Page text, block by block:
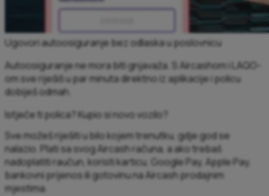
Ugovori autoosiguranje bez odlaska u poslovnicu
Autoosiguranje ne mora biti gnjavaža. S Aircashom i LAQO-
om sve riješiš u par minuta direktno iz aplikacije i policu
dobiješ odmah.​
Istječe ti polica? Kupio si novo vozilo? ​
Sve možeš riješiti u bilo kojem trenutku, gdje god se
nalazio. Plati sa svog Aircash računa, a ako trebaš
nadoplatiti raučun, koristi karticu, Google Pay, Apple Pay,
bankovni prijenos ili gotovinu na Aircash prodajnim
mjestima.​